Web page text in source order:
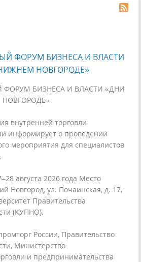
ФОРУМ БИЗНЕСА И ВЛАСТИ
НОВГОРОДЕ»
БИЗНЕСА И ВЛАСТИ «ДНИ
внутренней торговли
информирует о проведении
мероприятия для специалистов
августа 2026 года Место
Новгород, ул. Почаинская, д. 17,
Правительства
(КУПНО).
России, Правительство
Министерство
и предпринимательства